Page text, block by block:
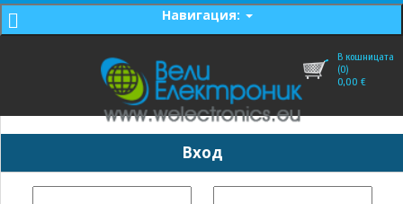
Навигация:
В кошницата
(0)
0,00 €
Вход